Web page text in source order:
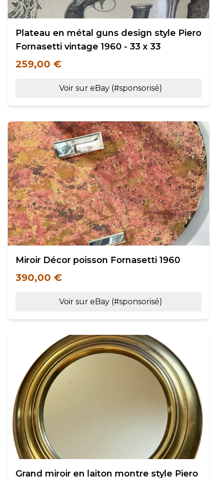
Plateau en métal guns design style Piero
Fornasetti vintage 1960 - 33 x 33
259,00 €
Voir sur eBay (#sponsorisé)
Miroir Décor poisson Fornasetti 1960
390,00 €
Voir sur eBay (#sponsorisé)
Grand miroir en laiton montre style Piero